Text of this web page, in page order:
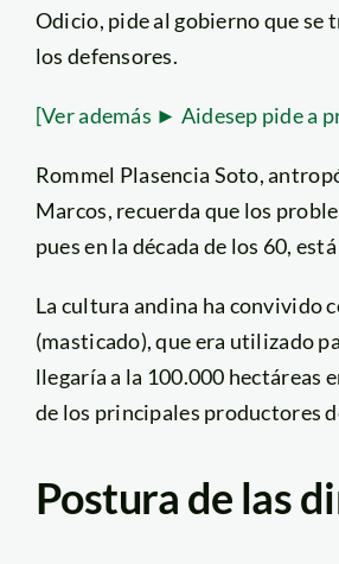
Odicio, pide al gobierno que se
los defensores.
[Ver además ► Aidesep pide a
Rommel Plasencia Soto,
Marcos, recuerda que los
pues en la década de los 60,
La cultura andina ha convivido
(masticado), que era utilizado
llegaría a la 100.000 hectáreas
de los principales productores
Postura de las